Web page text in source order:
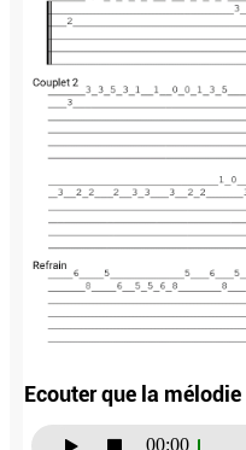
Ecouter que la mélodie
00:00